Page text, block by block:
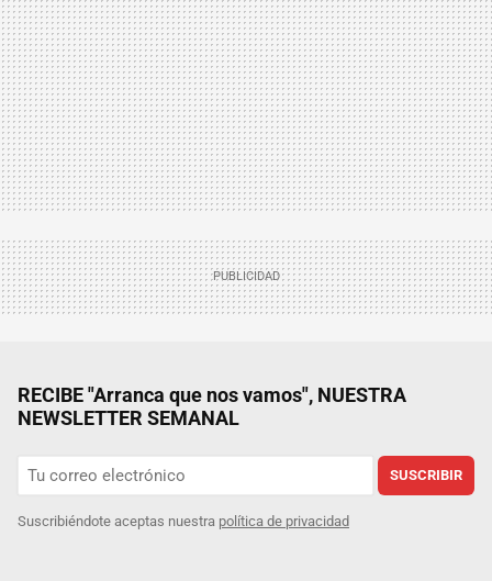
RECIBE "Arranca que nos vamos", NUESTRA
NEWSLETTER SEMANAL
SUSCRIBIR
Suscribiéndote aceptas nuestra política de privacidad